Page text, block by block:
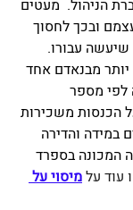
הניהול.  מעטים
ובכך לחסוך
שיעשה עבורו.
מבנאדם אחד
לפי מספר
הכנסות משכירות
במידה והדירה
המכונה בספרד
עוד על מיסוי על